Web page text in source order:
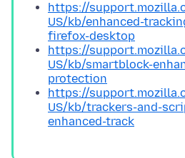
https://
US/kb/enhanced-
firefox-desktop
https://
US/kb/smartblock-
protection
https://
US/kb/trackers-and-
enhanced-track